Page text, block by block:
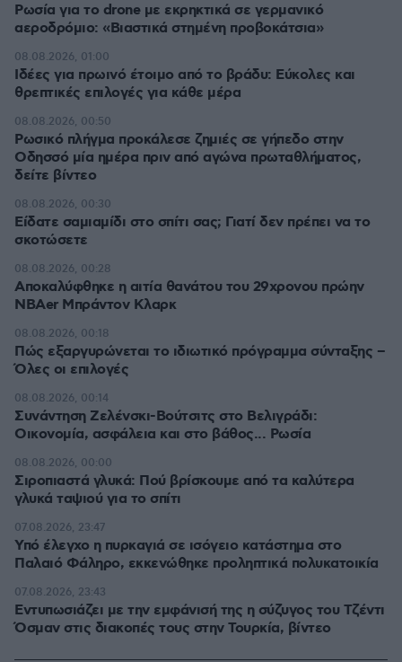
Ρωσία για το drone με εκρηκτικά σε γερμανικό
αεροδρόμιο: «Βιαστικά στημένη προβοκάτσια»
Ιδέες για πρωινό έτοιμο από το βράδυ: Εύκολες και
θρεπτικές επιλογές για κάθε μέρα
08.08.2026, 01:00
Ρωσικό πλήγμα προκάλεσε ζημιές σε γήπεδο στην
Οδησσό μία ημέρα πριν από αγώνα πρωταθλήματος,
δείτε βίντεο
08.08.2026, 00:50
Είδατε σαμιαμίδι στο σπίτι σας; Γιατί δεν πρέπει να το
σκοτώσετε
08.08.2026, 00:30
Αποκαλύφθηκε η αιτία θανάτου του 29χρονου πρώην
NBAer Μπράντον Κλαρκ
08.08.2026, 00:28
Πώς εξαργυρώνεται το ιδιωτικό πρόγραμμα σύνταξης –
Όλες οι επιλογές
08.08.2026, 00:18
Συνάντηση Ζελένσκι-Βούτσιτς στο Βελιγράδι:
Οικονομία, ασφάλεια και στο βάθος... Ρωσία
08.08.2026, 00:14
Σιροπιαστά γλυκά: Πού βρίσκουμε από τα καλύτερα
γλυκά ταψιού για το σπίτι
08.08.2026, 00:00
Υπό έλεγχο η πυρκαγιά σε ισόγειο κατάστημα στο
Παλαιό Φάληρο, εκκενώθηκε προληπτικά πολυκατοικία
07.08.2026, 23:47
Εντυπωσιάζει με την εμφάνισή της η σύζυγος του Τζέντι
Όσμαν στις διακοπές τους στην Τουρκία, βίντεο
07.08.2026, 23:43